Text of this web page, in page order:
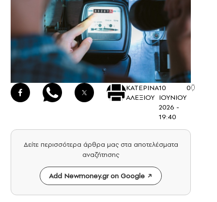
ΚΑΤΕΡΙΝΑ
ΑΛΕΞΙΟΥ
10
ΙΟΥΝΙΟΥ
2026 -
19:40
0
Δείτε περισσότερα άρθρα μας στα αποτελέσματα
αναζήτησης
Add Newmoney.gr on Google